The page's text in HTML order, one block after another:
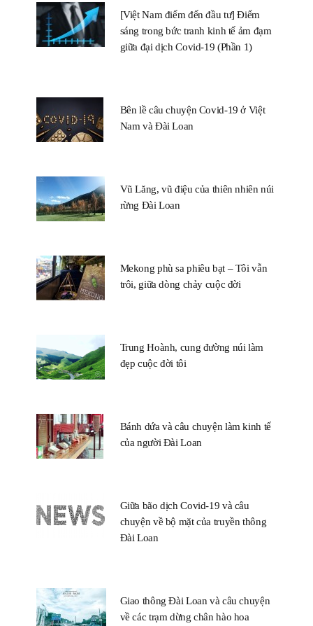
[Việt Nam điểm đến đầu tư] Điểm
sáng trong bức tranh kinh tế ảm đạm
giữa đại dịch Covid-19 (Phần 1)
Bên lề câu chuyện Covid-19 ở Việt
Nam và Đài Loan
Vũ Lăng, vũ điệu của thiên nhiên núi
rừng Đài Loan
Mekong phù sa phiêu bạt – Tôi vẫn
trôi, giữa dòng chảy cuộc đời
Trung Hoành, cung đường núi làm
đẹp cuộc đời tôi
Bánh dứa và câu chuyện làm kinh tế
của người Đài Loan
Giữa bão dịch Covid-19 và câu
chuyện về bộ mặt của truyền thông
Đài Loan
Giao thông Đài Loan và câu chuyện
về các trạm dừng chân hào hoa